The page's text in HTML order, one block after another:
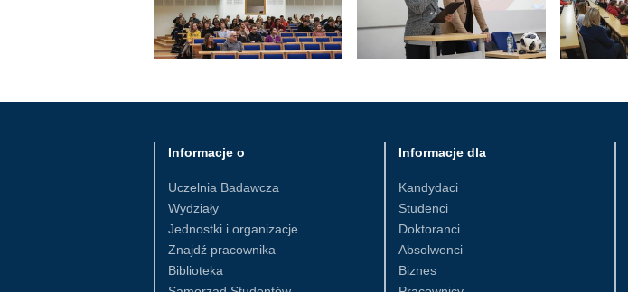
Informacje o
Uczelnia Badawcza
Wydziały
Jednostki i organizacje
Znajdź pracownika
Biblioteka
Informacje dla
Kandydaci
Studenci
Doktoranci
Absolwenci
Biznes